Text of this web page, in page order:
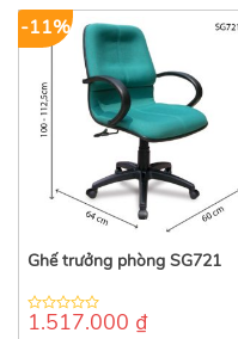
-11%
Ghế trưởng phòng SG721
01.517.000 ₫